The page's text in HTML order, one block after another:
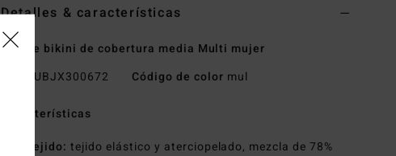
Detalles & características
Top de bikini de cobertura media Multi mujer
UBJX300672 Código de color mul
Características
Tejido: tejido elástico y aterciopelado, mezcla de 78%